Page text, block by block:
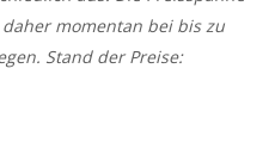
momentan bei bis zu
Stand der Preise: